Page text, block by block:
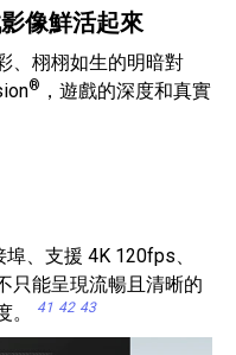
像鮮活起來
、栩栩如生的明暗對
® ，遊戲的深度和真實
、支援 4K 120fps、
只能呈現流暢且清晰的
。
41 42 43